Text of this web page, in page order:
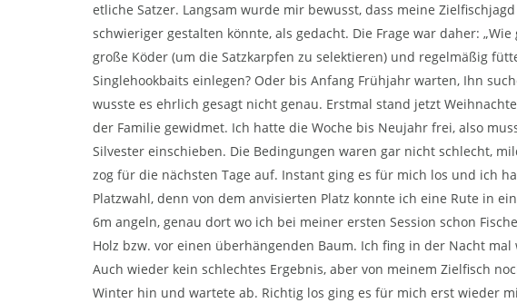
etliche Satzer. Langsam wurde mir bewusst, dass meine
schwieriger gestalten könnte, als gedacht. Die Frage war daher:
große Köder (um die Satzkarpfen zu selektieren) und regelmäßig
Singlehookbaits einlegen? Oder bis Anfang Frühjahr warten, Ihn
wusste es ehrlich gesagt nicht genau. Erstmal stand jetzt
der Familie gewidmet. Ich hatte die Woche bis Neujahr frei, also
Silvester einschieben. Die Bedingungen waren gar nicht schlecht,
zog für die nächsten Tage auf. Instant ging es für mich los und ich
Platzwahl, denn von dem anvisierten Platz konnte ich eine Rute in
6m angeln, genau dort wo ich bei meiner ersten Session schon
Holz bzw. vor einen überhängenden Baum. Ich fing in der Nacht mal
Auch wieder kein schlechtes Ergebnis, aber von meinem Zielfisch
Winter hin und wartete ab. Richtig los ging es für mich erst wieder